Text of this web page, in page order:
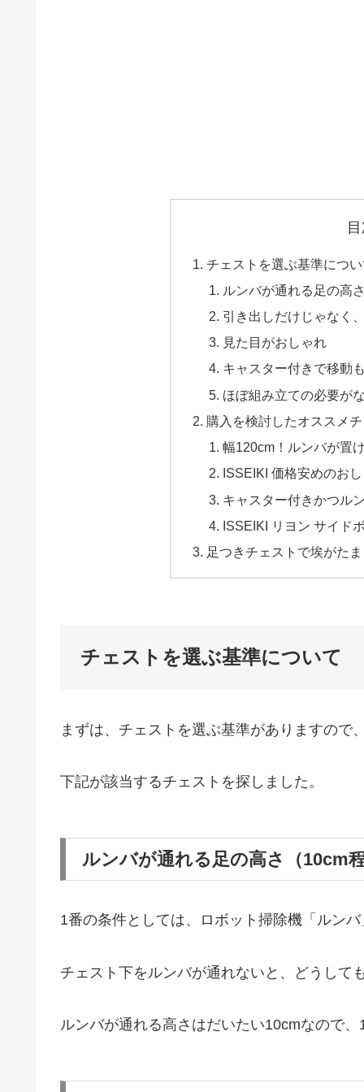
チェストを選ぶ基準につ
ルンバが通れる足の高
引き出しだけじゃなく
見た目がおしゃれ
キャスター付きで移動
ほぼ組み立ての必要が
購入を検討したオススメ
幅120cm！ルンバが置
ISSEIKI 価格安めのお
キャスター付きかつル
ISSEIKI リヨン サイド
足つきチェストで埃がた
チェストを選ぶ基準について
まずは、チェストを選ぶ基準がありますので
下記が該当するチェストを探しました。
ルンバが通れる足の高さ（10cm
1番の条件としては、ロボット掃除機「ルン
チェスト下をルンバが通れないと、どうして
ルンバが通れる高さはだいたい10cmなので